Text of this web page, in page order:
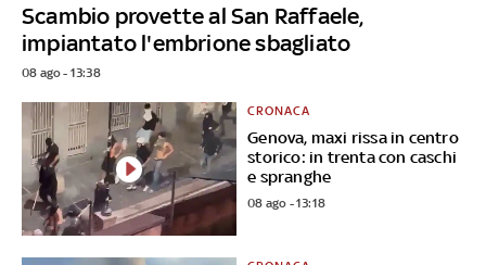
Scambio provette al San Raffaele,
impiantato l'embrione sbagliato
08 ago - 13:38
Genova, maxi rissa in centro
storico: in trenta con caschi
e spranghe
CRONACA
08 ago - 13:18